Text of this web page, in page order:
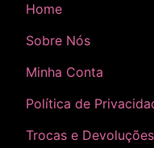
Home
Sobre Nós
Minha Conta
Política de
Trocas e Devoluções